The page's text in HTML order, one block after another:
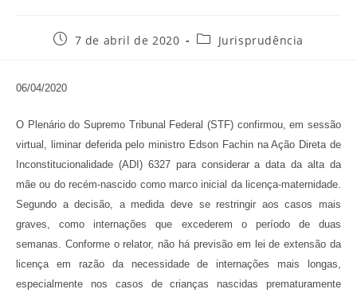
Post7 de abril de 2020
Categoria
Jurisprudência
06/04/2020
O Plenário do Supremo Tribunal Federal (STF) confirmou, em sessão
virtual, liminar deferida pelo ministro Edson Fachin na Ação Direta de
Inconstitucionalidade (ADI) 6327 para considerar a data da alta da
mãe ou do recém-nascido como marco inicial da licença-maternidade.
Segundo a decisão, a medida deve se restringir aos casos mais
graves, como internações que excederem o período de duas
semanas. Conforme o relator, não há previsão em lei de extensão da
licença em razão da necessidade de internações mais longas,
especialmente nos casos de crianças nascidas prematuramente